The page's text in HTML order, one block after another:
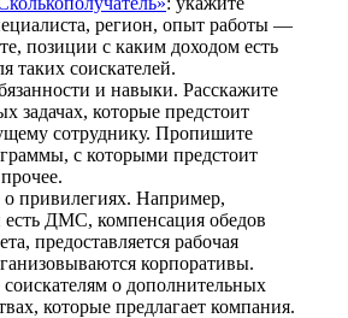
регион, опыт работы —
позиции с каким доходом есть
таких соискателей.
и навыки. Расскажите
задачах, которые предстоит
сотруднику. Пропишите
с которыми предстоит
о привилегиях. Например,
ДМС, компенсация обедов
предоставляется рабочая
корпоративы.
соискателям о дополнительных
которые предлагает компания.